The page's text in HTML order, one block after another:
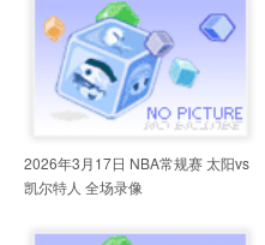
2026年3月17日 NBA常规赛 太阳vs
凯尔特人 全场录像